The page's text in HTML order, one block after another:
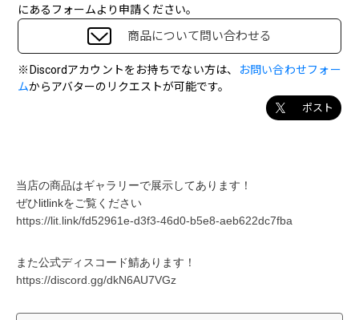
にあるフォームより申請ください。
ポスト
商品について問い合わせる
※Discordアカウントをお持ちでない方は、
お問い合わせフォー
ムからアバターのリクエストが可能です。
当店の商品はギャラリーで展示してあります！
ぜひlitlinkをご覧ください
https://lit.link/fd52961e-d3f3-46d0-b5e8-aeb622dc7fba
また公式ディスコード鯖あります！
https://discord.gg/dkN6AU7VGz